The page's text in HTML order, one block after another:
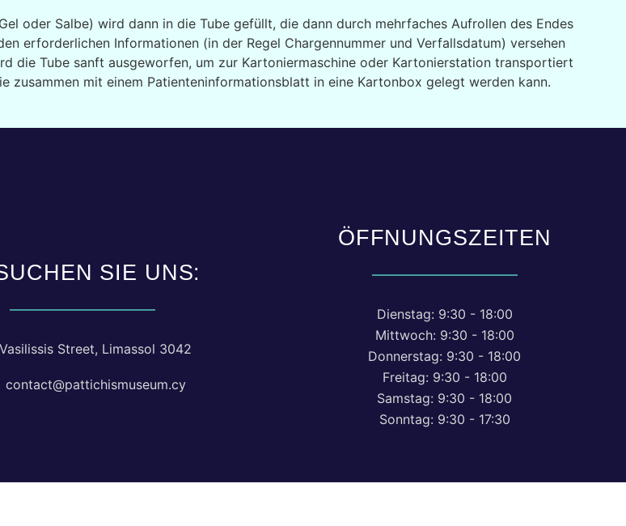
oder Salbe) wird dann in die Tube gefüllt, die dann durch mehrfaches Aufrollen des Endes
erforderlichen Informationen (in der Regel Chargennummer und Verfallsdatum) versehen
die Tube sanft ausgeworfen, um zur Kartoniermaschine oder Kartonierstation transportiert
zusammen mit einem Patienteninformationsblatt in eine Kartonbox gelegt werden kann.
SIE UNS:
Vasilissis Street, Limassol 3042
contact@pattichismuseum.cy
ÖFFNUNGSZEITEN
Dienstag: 9:30 - 18:00
Mittwoch: 9:30 - 18:00
Donnerstag: 9:30 - 18:00
Freitag: 9:30 - 18:00
Samstag: 9:30 - 18:00
Sonntag: 9:30 - 17:30